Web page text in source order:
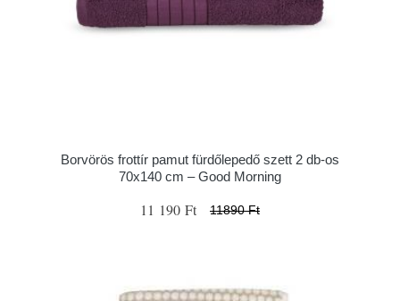
Borvörös frottír pamut fürdőlepedő szett 2 db-os
70x140 cm – Good Morning
11 190 Ft 11890 Ft